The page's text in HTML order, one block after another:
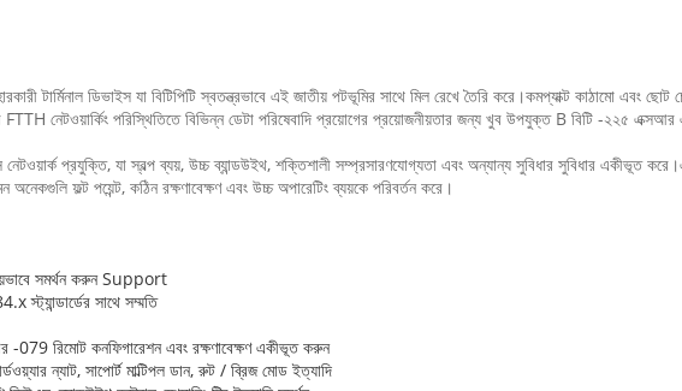
টার্মিনাল ডিভাইস যা বিটিপিটি স্বতন্ত্রভাবে এই জাতীয় পটভূমির সাথে মিল রেখে তৈরি করে।কমপ্যাক্ট কাঠামো এবং
FTTH নেটওয়ার্কিং পরিস্থিতিতে বিভিন্ন ডেটা পরিষেবাদি প্রয়োগের প্রয়োজনীয়তার জন্য খুব উপযুক্ত B বিটি -২২৫
প্রযুক্তি, যা স্বল্প ব্যয়, উচ্চ ব্যান্ডউইথ, শক্তিশালী সম্প্রসারণযোগ্যতা এবং অন্যান্য সুবিধার সুবিধার একীভূত করে।এটি
অনেকগুলি ফল্ট পয়েন্ট, কঠিন রক্ষণাবেক্ষণ এবং উচ্চ অপারেটিং ব্যয়কে পরিবর্তন করে।
সমর্থন করুন Support
সাথে সম্মতি
রিমোট কনফিগারেশন এবং রক্ষণাবেক্ষণ একীভূত করুন
ন্যাট, সাপোর্ট মাল্টিপল ডান, রুট / ব্রিজ মোড ইত্যাদি